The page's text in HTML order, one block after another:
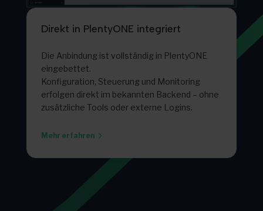
Direkt in PlentyONE integriert
Die Anbindung ist vollständig in PlentyONE
eingebettet.
Konfiguration, Steuerung und Monitoring
erfolgen direkt im bekannten Backend – ohne
zusätzliche Tools oder externe Logins.
Mehr erfahren